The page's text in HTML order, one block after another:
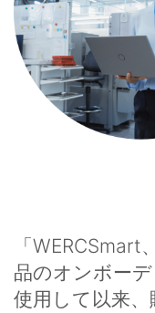
「
品のオンボー
使用して以来